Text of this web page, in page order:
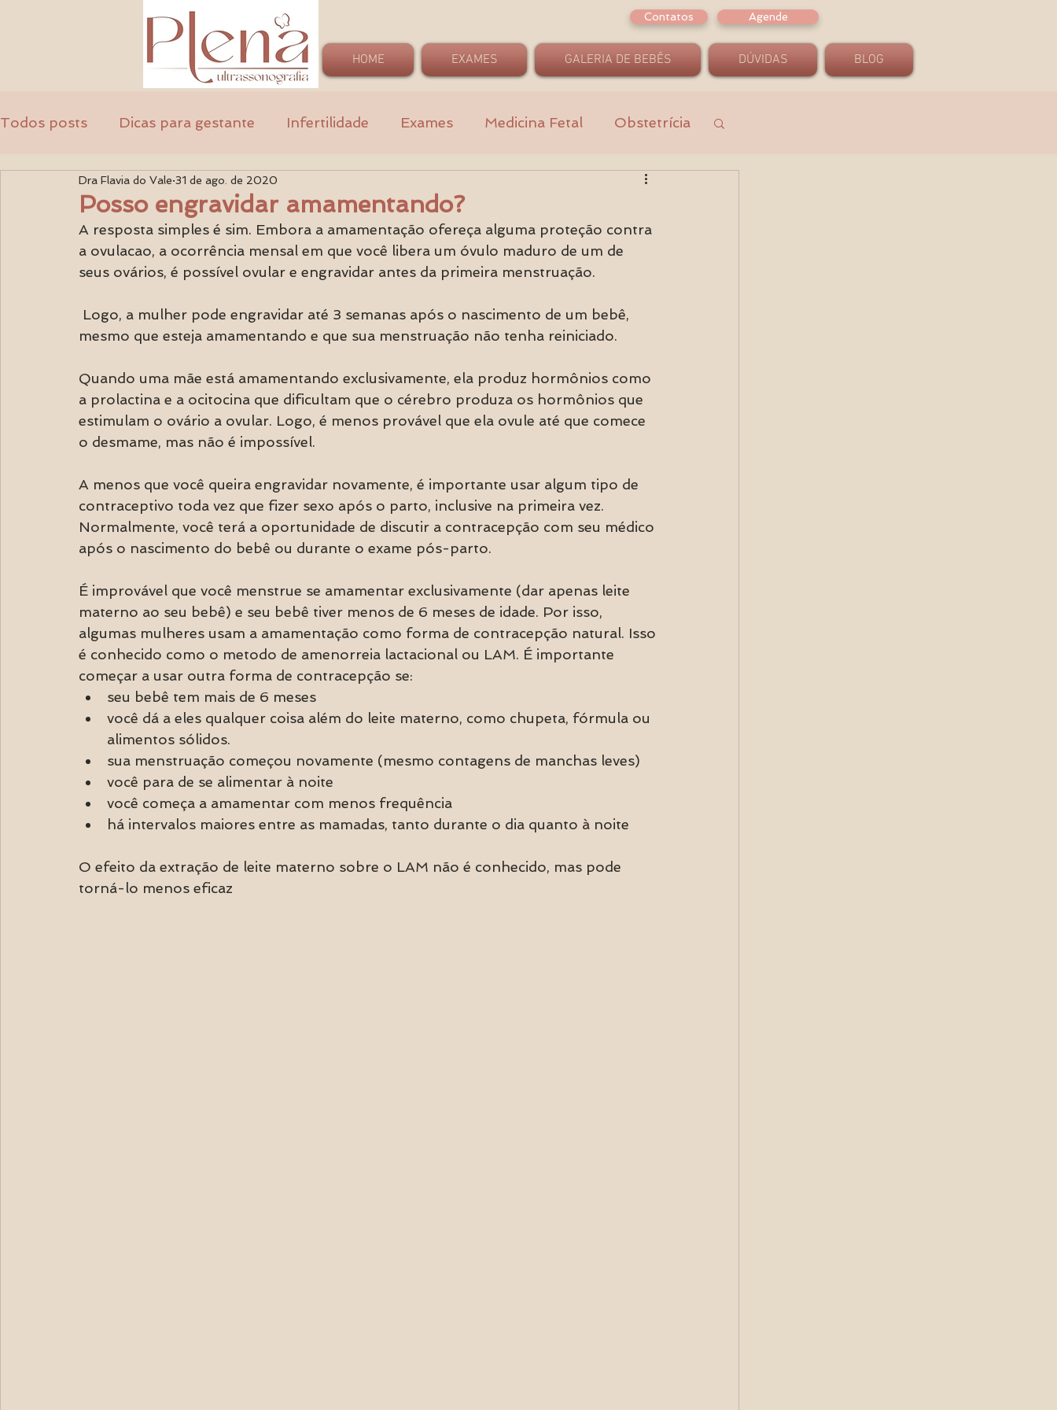
Contatos Agende
HOME EXAMES GALERIA DE BEBÊS DÚVIDAS BLOG
Todos posts Dicas para gestante Infertilidade Exames Medicina Fetal Obstetrícia
Ginecologia Médicos
Posso engravidar amamentando?
Dra Flavia do Vale 31 de ago. de 2020
A resposta simples é sim. Embora a amamentação ofereça alguma proteção contra
a ovulacao, a ocorrência mensal em que você libera um óvulo maduro de um de
seus ovários, é possível ovular e engravidar antes da primeira menstruação.
mesmo que esteja amamentando e que sua menstruação não tenha reiniciado.
Quando uma mãe está amamentando exclusivamente, ela produz hormônios como
a prolactina e a ocitocina que dificultam que o cérebro produza os hormônios que
estimulam o ovário a ovular. Logo, é menos provável que ela ovule até que comece
o desmame, mas não é impossível.
A menos que você queira engravidar novamente, é importante usar algum tipo de
contraceptivo toda vez que fizer sexo após o parto, inclusive na primeira vez.
Normalmente, você terá a oportunidade de discutir a contracepção com seu médico
após o nascimento do bebê ou durante o exame pós-parto.
É improvável que você menstrue se amamentar exclusivamente (dar apenas leite
materno ao seu bebê) e seu bebê tiver menos de 6 meses de idade. Por isso,
algumas mulheres usam a amamentação como forma de contracepção natural. Isso
é conhecido como o metodo de amenorreia lactacional ou LAM. É importante
começar a usar outra forma de contracepção se:
seu bebê tem mais de 6 meses
você dá a eles qualquer coisa além do leite materno, como chupeta, fórmula ou
alimentos sólidos.
sua menstruação começou novamente (mesmo contagens de manchas leves)
você para de se alimentar à noite
você começa a amamentar com menos frequência
há intervalos maiores entre as mamadas, tanto durante o dia quanto à noite
O efeito da extração de leite materno sobre o LAM não é conhecido, mas pode
torná-lo menos eficaz